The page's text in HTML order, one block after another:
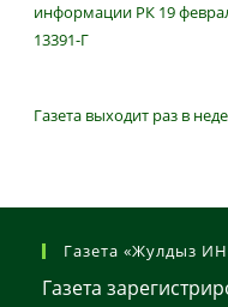
информации РК 19
13391-Г
Газета выходит раз в
Газета «Жулдыз
Газета